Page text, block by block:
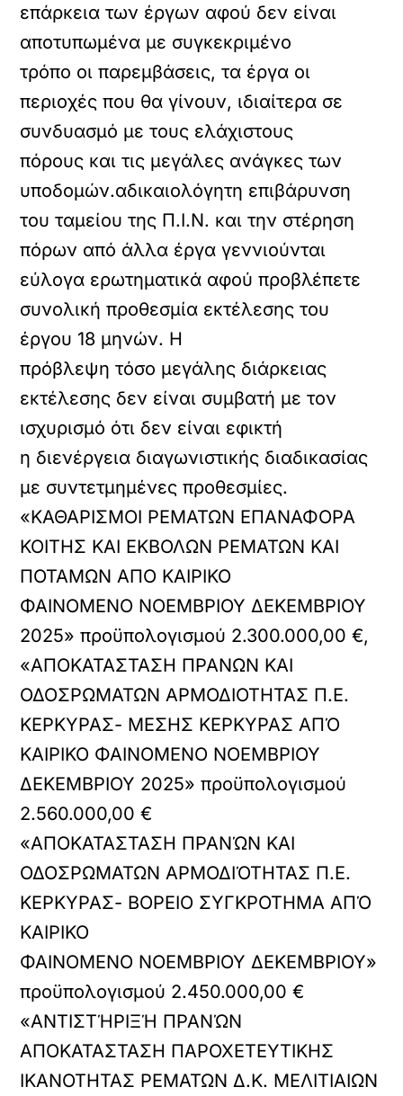
επάρκεια των έργων αφού δεν είναι
αποτυπωμένα με συγκεκριμένο
τρόπο οι παρεμβάσεις, τα έργα οι
περιοχές που θα γίνουν, ιδιαίτερα σε
συνδυασμό με τους ελάχιστους
πόρους και τις μεγάλες ανάγκες των
υποδομών.αδικαιολόγητη επιβάρυνση
του ταμείου της Π.Ι.Ν. και την στέρηση
πόρων από άλλα έργα γεννιούνται
εύλογα ερωτηματικά αφού προβλέπετε
συνολική προθεσμία εκτέλεσης του
έργου 18 μηνών. Η
πρόβλεψη τόσο μεγάλης διάρκειας
εκτέλεσης δεν είναι συμβατή με τον
ισχυρισμό ότι δεν είναι εφικτή
η διενέργεια διαγωνιστικής διαδικασίας
με συντετμημένες προθεσμίες.
«ΚΑΘΑΡΙΣΜΟΙ ΡΕΜΑΤΩΝ ΕΠΑΝΑΦΟΡΑ
ΚΟΙΤΗΣ ΚΑΙ ΕΚΒΟΛΩΝ ΡΕΜΑΤΩΝ ΚΑΙ
ΠΟΤΑΜΩΝ ΑΠΟ ΚΑΙΡΙΚΟ
ΦΑΙΝΟΜΕΝΟ ΝΟΕΜΒΡΙΟΥ ΔΕΚΕΜΒΡΙΟΥ
2025» προϋπολογισμού 2.300.000,00 €,
«ΑΠΟΚΑΤΑΣΤΑΣΗ ΠΡΑΝΩΝ ΚΑΙ
ΟΔΟΣΡΩΜΑΤΩΝ ΑΡΜΟΔΙΟΤΗΤΑΣ Π.Ε.
ΚΕΡΚΥΡΑΣ- ΜΕΣΗΣ ΚΕΡΚΥΡΑΣ ΑΠΌ
ΚΑΙΡΙΚΟ ΦΑΙΝΟΜΕΝΟ ΝΟΕΜΒΡΙΟΥ
ΔΕΚΕΜΒΡΙΟΥ 2025» προϋπολογισμού
2.560.000,00 €
«ΑΠΟΚΑΤΑΣΤΑΣΗ ΠΡΑΝΏΝ ΚΑΙ
ΟΔΟΣΡΩΜΑΤΩΝ ΑΡΜΟΔΙΌΤΗΤΑΣ Π.Ε.
ΚΕΡΚΥΡΑΣ- ΒΟΡΕΙΟ ΣΥΓΚΡΟΤΗΜΑ ΑΠΌ
ΚΑΙΡΙΚΟ
ΦΑΙΝΟΜΕΝΟ ΝΟΕΜΒΡΙΟΥ ΔΕΚΕΜΒΡΙΟΥ»
προϋπολογισμού 2.450.000,00 €
«ΑΝΤΙΣΤΉΡΙΞΉ ΠΡΑΝΏΝ
ΑΠΟΚΑΤΑΣΤΑΣΗ ΠΑΡΟΧΕΤΕΥΤΙΚΗΣ
ΙΚΑΝΟΤΗΤΑΣ ΡΕΜΑΤΩΝ Δ.Κ. ΜΕΛΙΤΙΑΙΩΝ